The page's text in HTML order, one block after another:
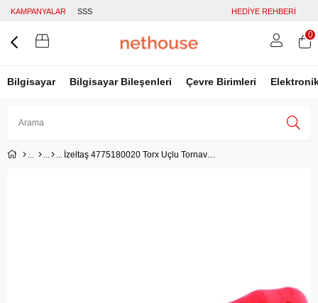
KAMPANYALAR SSS HEDİYE REHBERİ
Bilgisayar Bilgisayar Bileşenleri Çevre Birimleri
Üye Girişi Facebook İle Bağlan
0
İzeltaş 4775180020 Torx Uçlu Tornavida T20